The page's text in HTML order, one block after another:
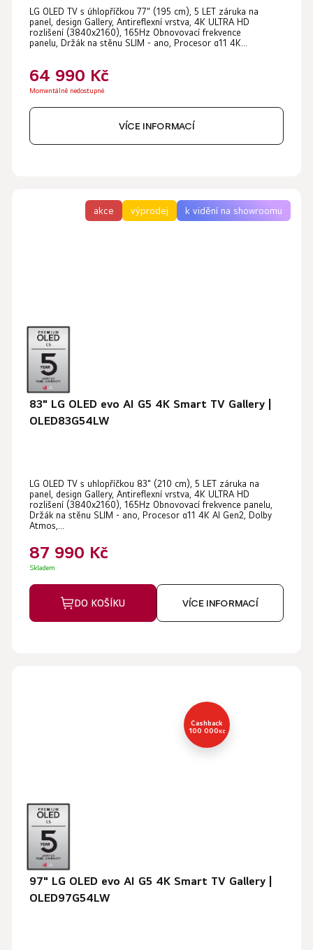
hodnocení
produktu
je
5,0
z
5
LG OLED TV s úhlopříčkou 77" (195 cm), 5 LET záruka na
panel, design Gallery, Antireflexní vrstva, 4K ULTRA HD
rozlišení (3840x2160), 165Hz Obnovovací frekvence
panelu, Držák na stěnu SLIM - ano, Procesor α11 4K...
64 990 Kč
Momentálně nedostupné
VÍCE INFORMACÍ
akce výprodej k vidění na showroomu
83" LG OLED evo AI G5 4K Smart TV Gallery |
OLED83G54LW
hodnocení
produktu
je
5,0
z
5
hvězdiček.
LG OLED TV s uhlopříčkou 83" (210 cm), 5 LET záruka na
panel, design Gallery, Antireflexní vrstva, 4K ULTRA HD
rozlišení (3840x2160), 165Hz Obnovovací frekvence panelu,
Držák na stěnu SLIM - ano, Procesor α11 4K AI Gen2, Dolby
Atmos,...
87 990 Kč
Skladem
DO KOŠÍKU VÍCE INFORMACÍ
97" LG OLED evo AI G5 4K Smart TV Gallery |
OLED97G54LW
Cashback
100 000Kč